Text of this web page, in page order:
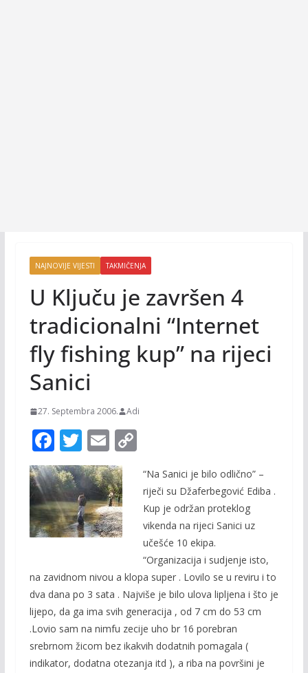
NAJNOVIJE VIJESTI TAKMIČENJA
U Ključu je završen 4
tradicionalni “Internet
fly fishing kup” na rijeci
Sanici
27. Septembra 2006. Adi
F
ac
e
b
o
k
T
w
itt
er
E
m
ai
l
C
p
y
Li
n
k
“Na Sanici je bilo odlično” –
riječi su Džaferbegović Ediba .
Kup je održan proteklog
vikenda na rijeci Sanici uz
učešće 10 ekipa.
“Organizacija i sudjenje isto,
na zavidnom nivou a klopa super . Lovilo se u reviru i to
dva dana po 3 sata . Najviše je bilo ulova lipljena i što je
lijepo, da ga ima svih generacija , od 7 cm do 53 cm
.Lovio sam na nimfu zecije uho br 16 porebran
srebrnom žicom bez ikakvih dodatnih pomagala (
indikator, dodatna otezanja itd ), a riba na površini je